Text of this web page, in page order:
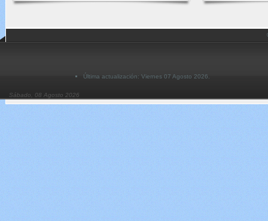
Última actualización: Viernes 07 Agosto 2026.
Sábado, 08 Agosto 2026